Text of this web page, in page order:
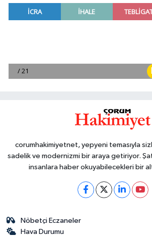
corumhakimiyetnet, yepyeni temasıyla
sadelik ve modernizmi bir araya getiriyor.
insanlara haber okuyabilecekleri bir
Nöbetçi Eczaneler
Hava Durumu